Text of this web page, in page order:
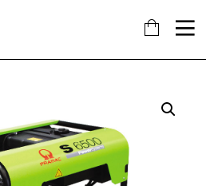
7
DOPRINOS
SCHENGENU!
18
NOVA
TRGOVINA
U
KAŠTELIMA